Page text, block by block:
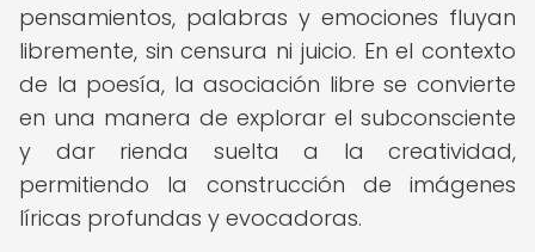
pensamientos, palabras y emociones fluyan
libremente, sin censura ni juicio. En el contexto
de la poesía, la asociación libre se convierte
en una manera de explorar el subconsciente
y dar rienda suelta a la creatividad,
permitiendo la construcción de imágenes
líricas profundas y evocadoras.